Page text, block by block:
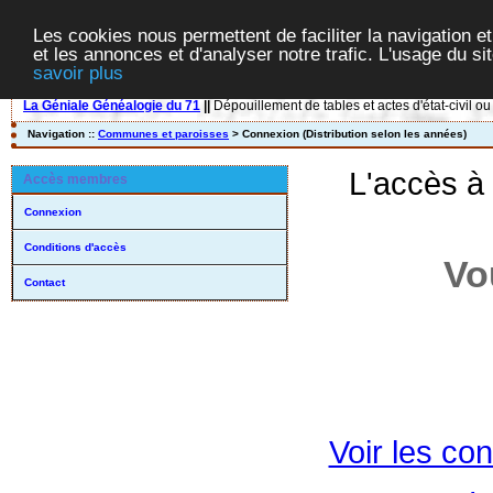
Les cookies nous permettent de faciliter la navigation
et les annonces et d'analyser notre trafic. L'usage du
savoir plus
La Géniale Généalogie du 71 Dépouillement de tables et actes d'état-civil
Navigation :: Communes et paroisses > Connexion (Distribution selon les années)
Accès membres
Connexion
Conditions d'accès
Contact
L'accès
Voir les